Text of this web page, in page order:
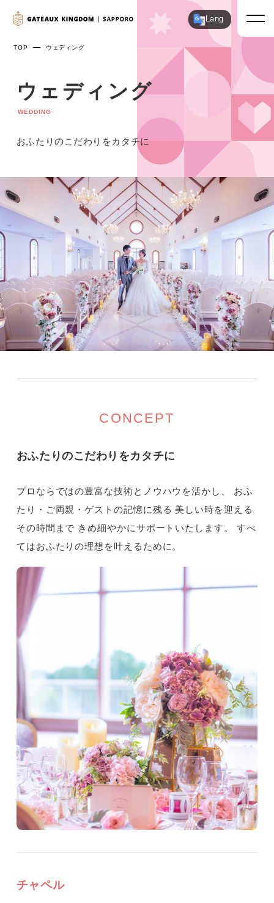
Lang
TOP ウェディング
ウェディング
WEDDING
おふたりのこだわりをカタチに
CONCEPT
おふたりのこだわりをカタチに
プロならではの豊富な技術とノウハウを活かし、
おふ
たり・ご両親・ゲストの記憶に残る 美しい時を迎える
その時間まで きめ細やかにサポートいたします。
すべ
てはおふたりの理想を叶えるために。
チャペル